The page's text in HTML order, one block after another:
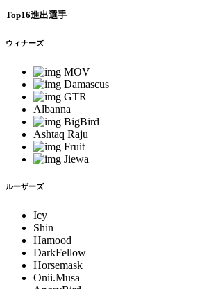
Top16進出選手
ウィナーズ
MOV
Damascus
GTR
Albanna
BigBird
Ashtaq Raju
Fruit
Jiewa
ルーザーズ
Icy
Shin
Hamood
DarkFellow
Horsemask
Onii.Musa